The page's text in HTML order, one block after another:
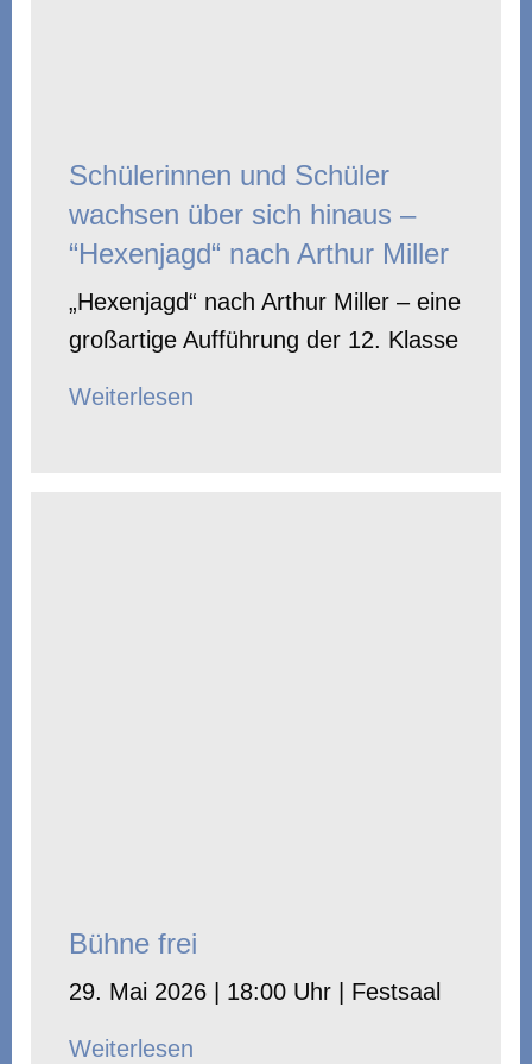
Schülerinnen und Schüler
wachsen über sich hinaus –
“Hexenjagd“ nach Arthur Miller
„Hexenjagd“ nach Arthur Miller – eine
großartige Aufführung der 12. Klasse
Weiterlesen
Bühne frei
29. Mai 2026 | 18:00 Uhr | Festsaal
Weiterlesen